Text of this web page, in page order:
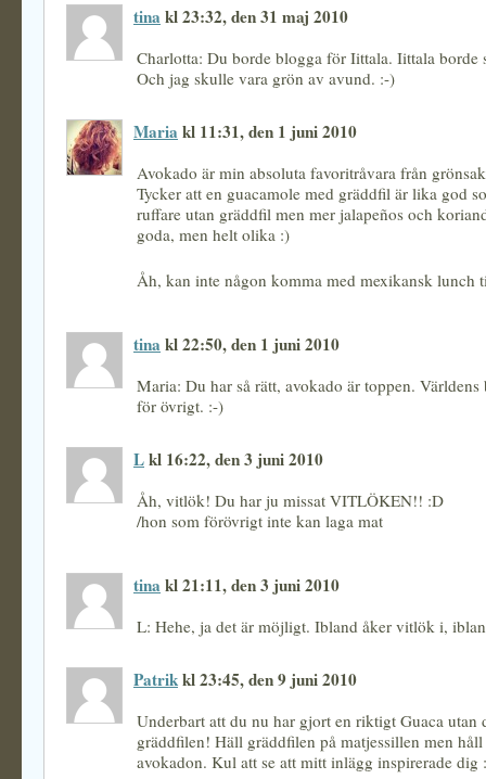
tina kl 23:32, den 31 maj 2010
Charlotta: Du borde blogga för Iittala. Iittala borde
Och jag skulle vara grön av avund. :-)
Maria kl 11:31, den 1 juni 2010
Avokado är min absoluta favoritråvara från
Tycker att en guacamole med gräddfil är lika god
ruffare utan gräddfil men mer jalapeños och
goda, men helt olika :)
Åh, kan inte någon komma med mexikansk lunch
tina kl 22:50, den 1 juni 2010
Maria: Du har så rätt, avokado är toppen. Världens
för övrigt. :-)
Lkl 16:22, den 3 juni 2010
Åh, vitlök! Du har ju missat VITLÖKEN!! :D
/hon som förövrigt inte kan laga mat
tina kl 21:11, den 3 juni 2010
L: Hehe, ja det är möjligt. Ibland åker vitlök i,
Patrikkl 23:45, den 9 juni 2010
Underbart att du nu har gjort en riktigt Guaca utan
gräddfilen! Häll gräddfilen på matjessillen men
avokadon. Kul att se att mitt inlägg inspirerade dig